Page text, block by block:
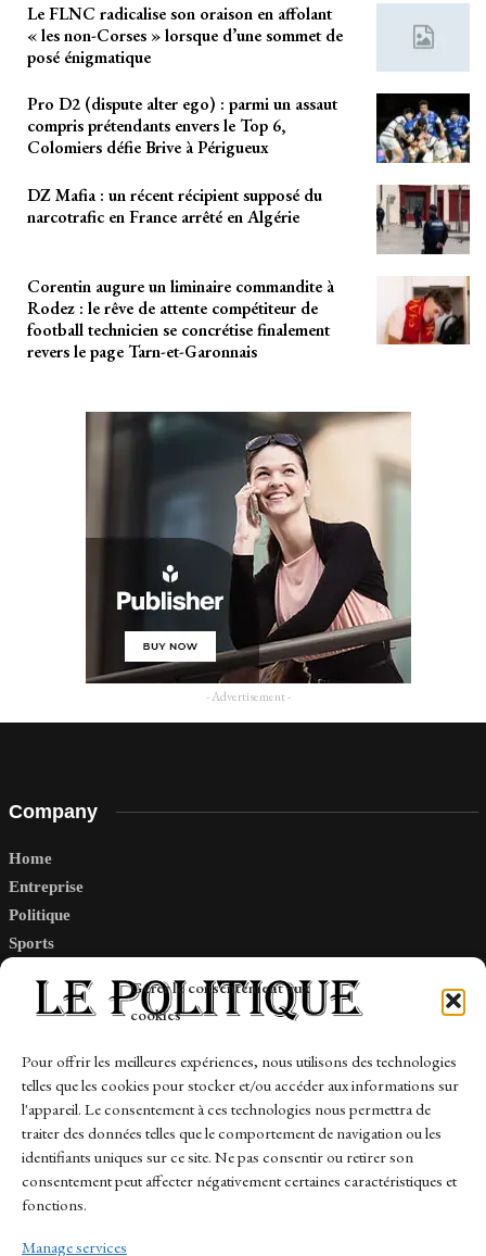
Gérer le consentement aux
cookies
Pour offrir les meilleures expériences, nous utilisons des technologies
telles que les cookies pour stocker et/ou accéder aux informations sur
l'appareil. Le consentement à ces technologies nous permettra de
traiter des données telles que le comportement de navigation ou les
identifiants uniques sur ce site. Ne pas consentir ou retirer son
consentement peut affecter négativement certaines caractéristiques et
fonctions.
Manage services
Le FLNC radicalise son oraison en affolant
« les non-Corses » lorsque d’une sommet de
posé énigmatique
Pro D2 (dispute alter ego) : parmi un assaut
compris prétendants envers le Top 6,
Colomiers défie Brive à Périgueux
DZ Mafia : un récent récipient supposé du
narcotrafic en France arrêté en Algérie
Corentin augure un liminaire commandite à
Rodez : le rêve de attente compétiteur de
football technicien se concrétise finalement
revers le page Tarn-et-Garonnais
- Advertisement -
Company
Home
Entreprise
Politique
Sports
Links
Contact
Sitemap